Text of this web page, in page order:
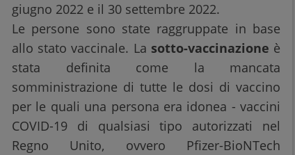
giugno 2022 e il 30 settembre 2022.
Le persone sono state raggruppate in base
allo stato vaccinale. La sotto-vaccinazione è
stata definita come la mancata
somministrazione di tutte le dosi di vaccino
per le quali una persona era idonea - vaccini
COVID-19 di qualsiasi tipo autorizzati nel
Regno Unito, ovvero Pfizer-BioNTech